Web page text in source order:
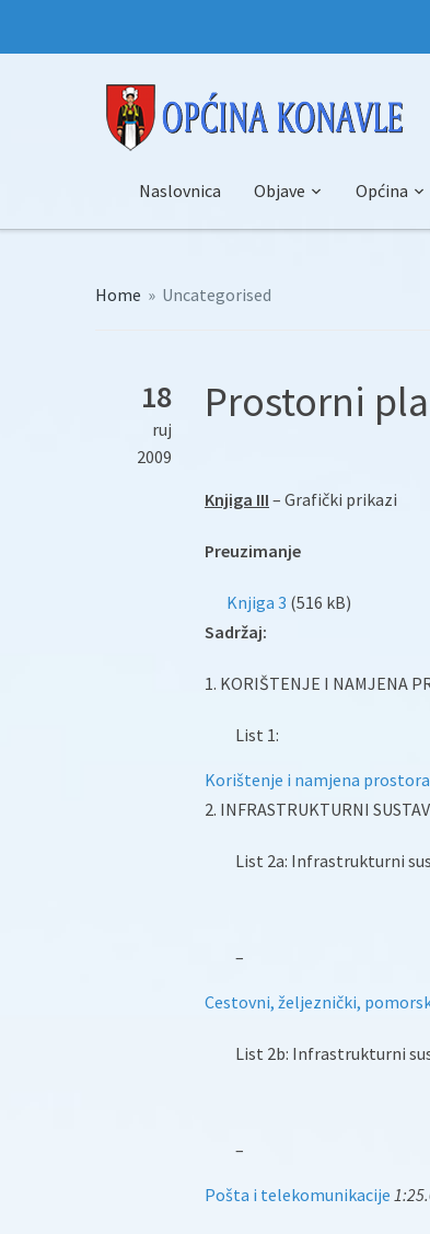
Naslovnica Objave Općina
Home » Uncategorised
18
ruj
2009
Prostorni
Knjiga III – Grafički prikazi
Preuzimanje
Knjiga 3 (516 kB)
Sadržaj:
1. KORIŠTENJE I NAMJENA
List 1:
Korištenje i namjena prostora
2. INFRASTRUKTURNI
List 2a: Infrastrukturni
–
Cestovni, željeznički,
List 2b: Infrastrukturni
–
Pošta i telekomunikacije